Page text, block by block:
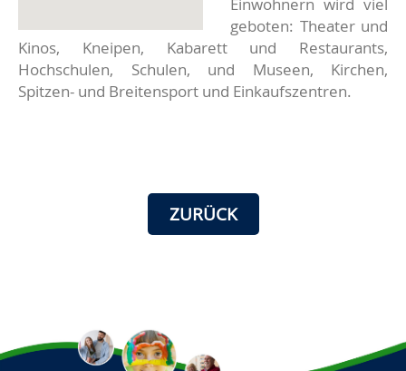
geboten: Theater und
Kinos, Kneipen, Kabarett und Restaurants,
Hochschulen, Schulen, und Museen, Kirchen,
Spitzen- und Breitensport und Einkaufszentren.
ZURÜCK